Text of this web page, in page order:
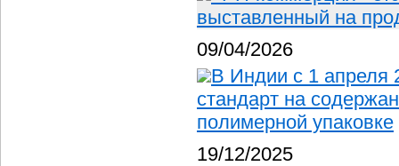
выставленный на
09/04/2026
В Индии с 1 апреля
стандарт на
полимерной упаковке
19/12/2025